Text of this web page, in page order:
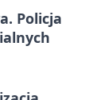
Policja